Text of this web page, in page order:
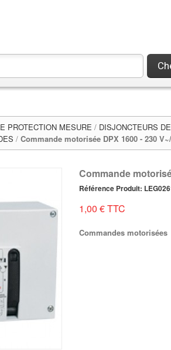
PROTECTION MESURE / DISJONCTEURS
/ Commande motorisée DPX 1600 - 230
Commande
Référence Produit:
1,00 € TTC
Commandes motorisées